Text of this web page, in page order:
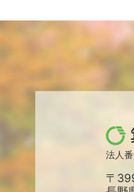
箕
輪
町
役
法人
〒